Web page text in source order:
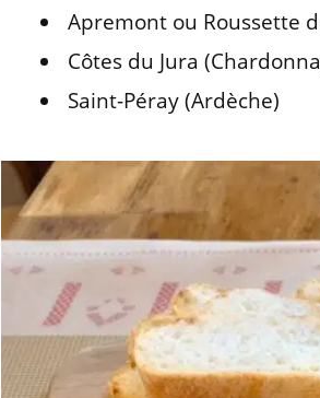
Apremont ou Roussette
Côtes du Jura
Saint-Péray (Ardèche)